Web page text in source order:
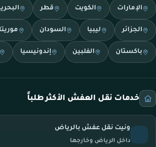
الإمارات الكويت قطر
الجزائر ليبيا السودان
باكستان الفلبين إندونيسيا
خدمات نقل العفش الأكثر طلباً
ونيت نقل عفش بالرياض
داخل الرياض وخارجها